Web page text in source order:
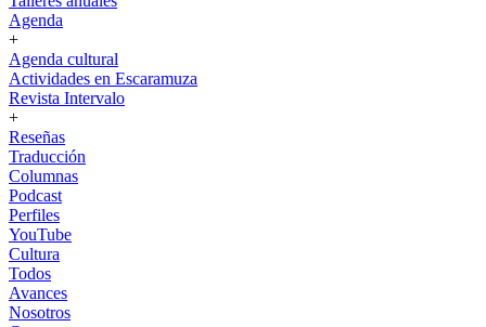
Agenda
+
Agenda cultural
Actividades en Escaramuza
Revista Intervalo
+
Reseñas
Traducción
Columnas
Podcast
Perfiles
YouTube
Cultura
Todos
Avances
Nosotros